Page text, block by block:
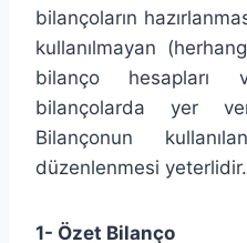
bilançoların
kullanılmayan
bilanço hesapları
bilançolarda yer
Bilançonun
düzenlenmesi yeterlidir.
1- Özet Bilanço